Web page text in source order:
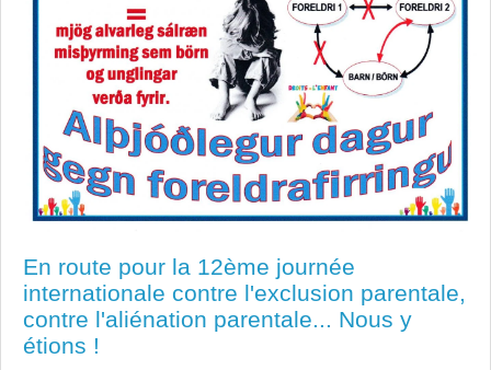
En route pour la 12ème journée
internationale contre l'exclusion parentale,
contre l'aliénation parentale... Nous y
étions !